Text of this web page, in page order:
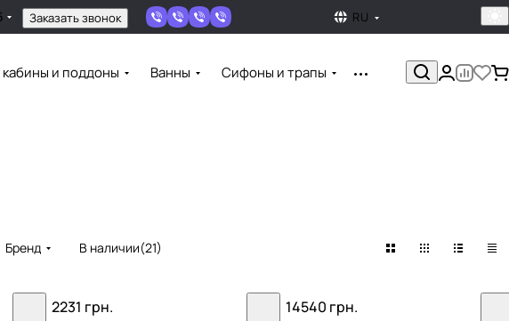
Заказать звонок RU
и поддоны Ванны Сифоны и трапы
Бренд В наличии(21)
2231 грн. 14540 грн.